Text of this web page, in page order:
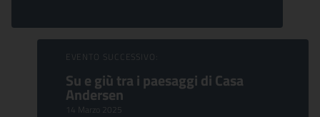
EVENTO SUCCESSIVO:
Su e giù tra i paesaggi di Casa
Andersen
14 Marzo 2025